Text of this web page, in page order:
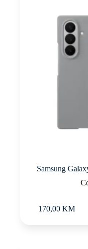
Samsung
170,00 KM